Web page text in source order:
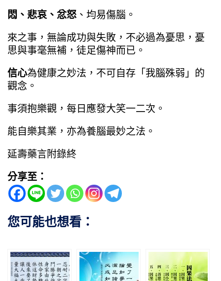
悶、悲哀、忿怒 、均易傷腦。
來之事，無論成功與失敗，不必過為憂思，憂
思與事毫無補，徒足傷神而已。
信心為健康之妙法，不可自存「我腦殊弱」的
觀念。
事須抱樂觀，每日應發大笑一二次。
能自樂其業，亦為養腦最妙之法。
延壽藥言附錄終
分享至：
您可能也想看：